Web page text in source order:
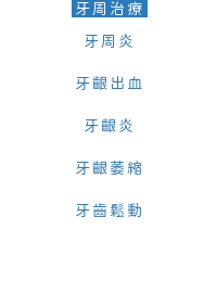
牙周治療
牙周炎
牙齦出血
牙齦炎
牙齦萎縮
牙齒鬆動